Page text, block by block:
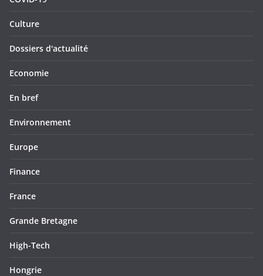
Culture
Dossiers d'actualité
Economie
En bref
Environnement
Europe
Finance
France
Grande Bretagne
High-Tech
Hongrie